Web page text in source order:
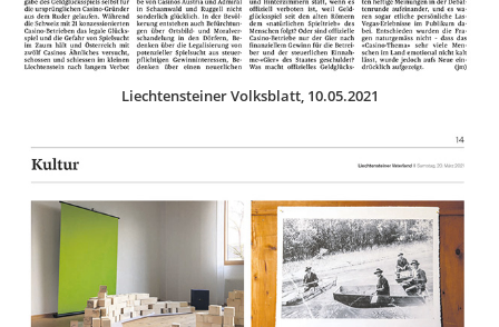
Liechtensteiner Volksblatt, 10.05.2021